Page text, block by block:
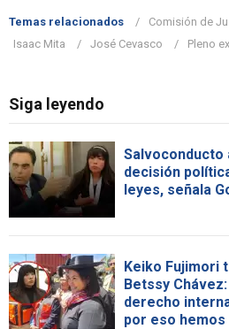
Temas relacionados Comisión de
Isaac Mita
José Cevasco Pleno
Siga leyendo
Salvoconducto
decisión
leyes, señala
Keiko Fujimori
Betssy
derecho
por eso hemos